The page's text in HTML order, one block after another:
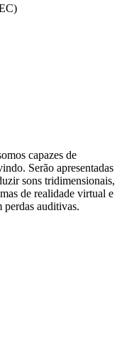
capazes de
Serão apresentadas
sons tridimensionais,
de realidade virtual e
perdas auditivas.